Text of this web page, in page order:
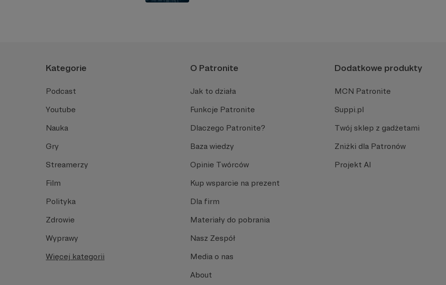
Kategorie
Podcast
Youtube
Nauka
Gry
Streamerzy
Film
Polityka
Zdrowie
Wyprawy
Więcej kategorii
O Patronite
Jak to działa
Funkcje Patronite
Dlaczego Patronite?
Baza wiedzy
Opinie Twórców
Kup wsparcie na prezent
Dla firm
Materiały do pobrania
Nasz Zespół
Media o nas
About
Dodatkowe produkty
MCN Patronite
Suppi.pl
Twój sklep z gadżetami
Zniżki dla Patronów
Projekt AI